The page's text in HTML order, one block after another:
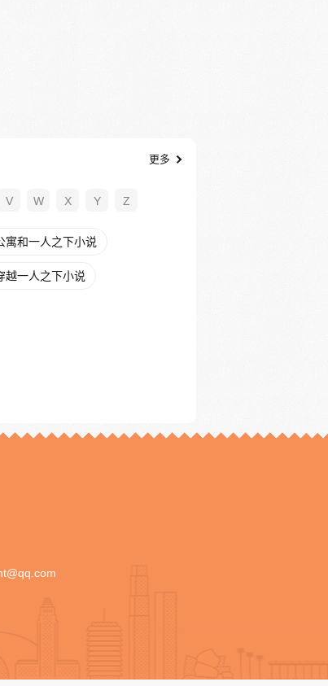
更多
V W X Y Z
寓和一人之下小说
越一人之下小说